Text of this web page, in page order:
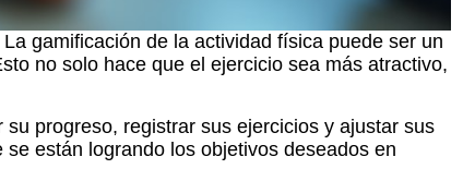
gamificación de la actividad física puede ser un
no solo hace que el ejercicio sea más atractivo,
progreso, registrar sus ejercicios y ajustar sus
están logrando los objetivos deseados en